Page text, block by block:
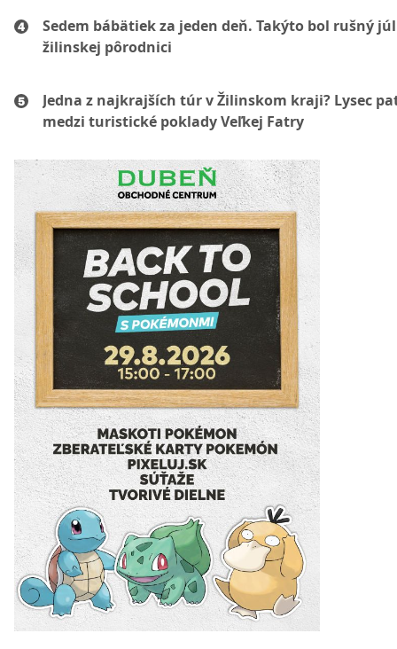
Sedem bábätiek za jeden deň. Takýto bol rušný
žilinskej pôrodnici
Jedna z najkrajších túr v Žilinskom kraji? Lysec
medzi turistické poklady Veľkej Fatry